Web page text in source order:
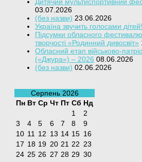
03.07.2026
(без назви) 23.06.2026
Україна звучить голосами дітей!
Підсумки обласного
творчості «Родинний дивосвіт»
Обласний етап військово-
(«Джура») – 2026 08.06.2026
(без назви) 02.06.2026
Серпень 2026
Пн Вт Ср Чт Пт Сб Нд
1
2
3
4 5 6 7 8
9
10 11 12 13 14 15 16
17 18 19 20 21 22 23
24 25 26 27 28 29 30